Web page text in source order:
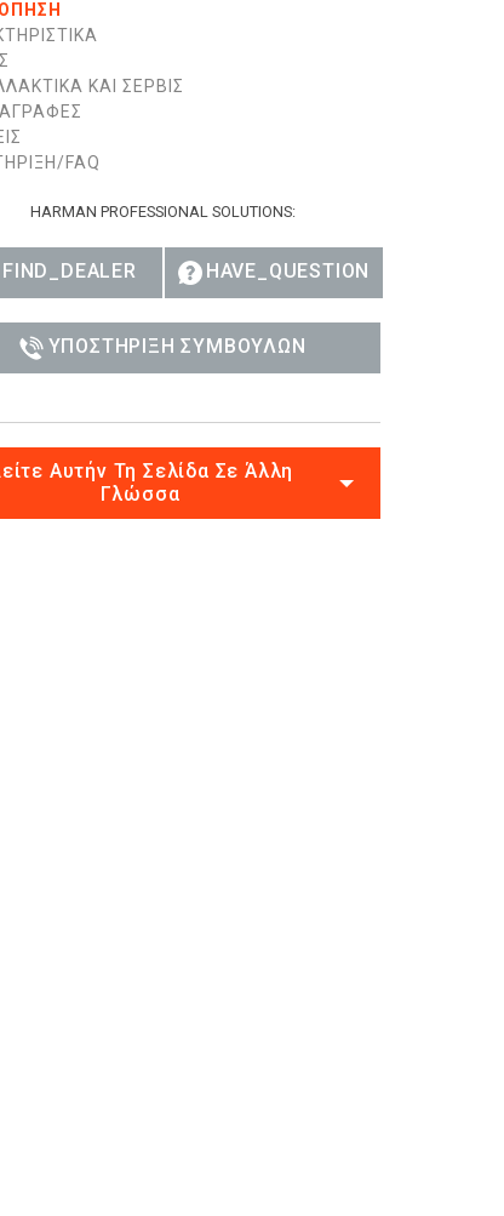
ΚΑΙ ΣΈΡΒΙΣ
FAQ
HARMAN PROFESSIONAL SOLUTIONS:
FIND_DEALER HAVE_QUESTION
ΥΠΟΣΤΉΡΙΞΗ ΣΥΜΒΟΎΛΩΝ
Αυτήν Τη Σελίδα Σε Άλλη
Γλώσσα